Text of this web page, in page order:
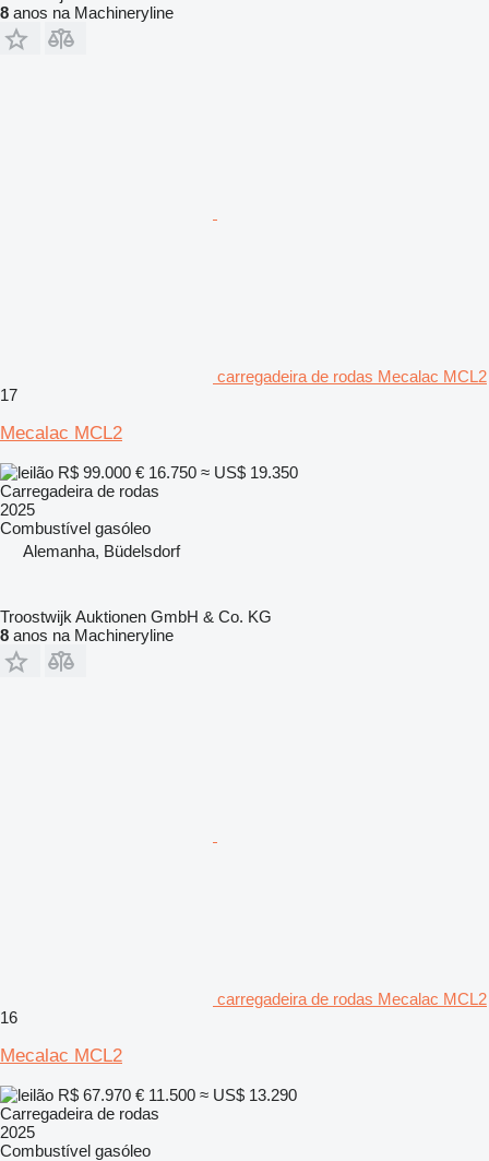
8 anos na Machineryline
carregadeira de rodas Mecalac MCL2
17
Mecalac MCL2
R$ 99.000 € 16.750 ≈ US$ 19.350
Carregadeira de rodas
2025
Combustível gasóleo
Alemanha, Büdelsdorf
Troostwijk Auktionen GmbH & Co. KG
8 anos na Machineryline
carregadeira de rodas Mecalac MCL2
16
Mecalac MCL2
R$ 67.970 € 11.500 ≈ US$ 13.290
Carregadeira de rodas
2025
Combustível gasóleo